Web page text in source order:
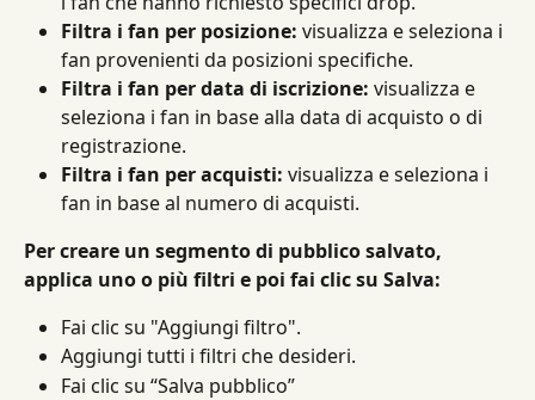
Filtra i fan per posizione: visualizza e seleziona i
fan provenienti da posizioni specifiche.
Filtra i fan per data di iscrizione: visualizza e
seleziona i fan in base alla data di acquisto o di
registrazione.
Filtra i fan per acquisti: visualizza e seleziona i
fan in base al numero di acquisti.
Per creare un segmento di pubblico salvato,
applica uno o più filtri e poi fai clic su Salva:
Fai clic su "Aggiungi filtro".
Aggiungi tutti i filtri che desideri.
Fai clic su “Salva pubblico”